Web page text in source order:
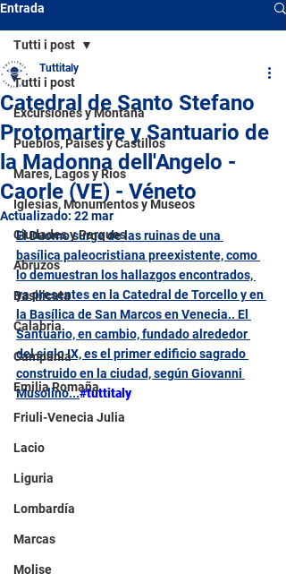
Entrada
Tutti i post
Excursiones y Montaña
Pueblos, Países y Castillos
Mares, Lagos y Ríos
Iglesias, Monumentos y Museos
Ciudades y Parques
Abruzos
Basilicata
Calabria
Campania
Emilia Romaña
Friuli-Venecia Julia
Lacio
Liguria
Lombardía
Marcas
Molise
Tutti i post
Catedral de Santo Stefano
Protomartire y Santuario de
la Madonna dell'Angelo -
Caorle (VE) - Véneto
Tuttitaly
Actualizado: 22 mar
El Duomo surge de las ruinas de una
basílica paleocristiana preexistente, como
lo demuestran los hallazgos encontrados,
ya presentes en la Catedral de Torcello y en
la Basílica de San Marcos en Venecia.. El
Santuario, en cambio, fundado alrededor
del siglo IX, es el primer edificio sagrado
construido en la ciudad, según Giovanni
Musolino...#tuttitaly